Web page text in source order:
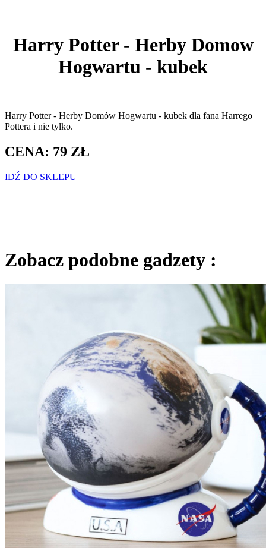
Harry Potter - Herby Domow
Hogwartu - kubek
Harry Potter - Herby Domów Hogwartu - kubek dla fana Harrego
Pottera i nie tylko.
CENA: 79 ZŁ
IDŹ DO SKLEPU
Zobacz podobne gadzety :